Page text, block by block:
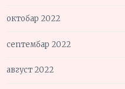
октобар 2022
септембар 2022
август 2022